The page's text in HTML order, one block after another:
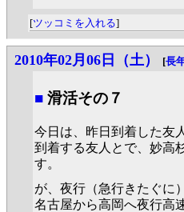
[ツッコミを入れる]
2010年02月06日（土） [長
■ 滑活その７
今日は、昨日到着した友
到着する友人とで、妙高
す。
が、夜行（急行きたぐに
名古屋から高岡へ夜行高